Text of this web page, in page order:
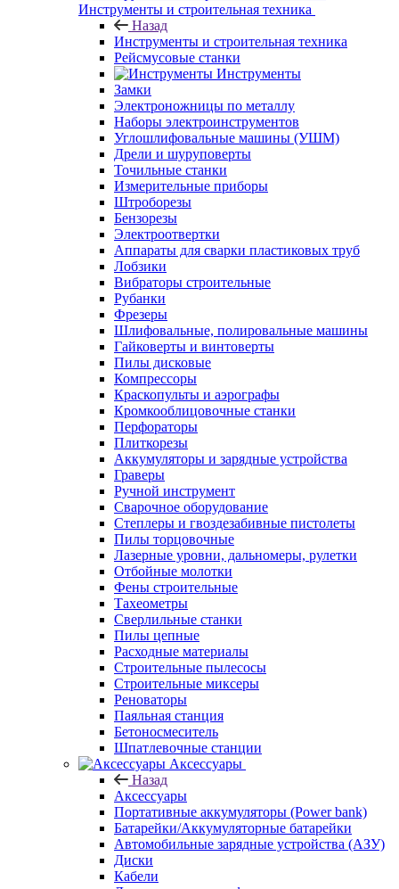
Инструменты и строительная техника
Назад
Инструменты и строительная техника
Рейсмусовые станки
Инструменты
Замки
Электроножницы по металлу
Наборы электроинструментов
Углошлифовальные машины (УШМ)
Дрели и шуруповерты
Точильные станки
Измерительные приборы
Штроборезы
Бензорезы
Электроотвертки
Аппараты для сварки пластиковых труб
Лобзики
Вибраторы строительные
Рубанки
Фрезеры
Шлифовальные, полировальные машины
Гайковерты и винтоверты
Пилы дисковые
Компрессоры
Краскопульты и аэрографы
Кромкооблицовочные станки
Перфораторы
Плиткорезы
Аккумуляторы и зарядные устройства
Граверы
Ручной инструмент
Сварочное оборудование
Степлеры и гвоздезабивные пистолеты
Пилы торцовочные
Лазерные уровни, дальномеры, рулетки
Отбойные молотки
Фены строительные
Тахеометры
Сверлильные станки
Пилы цепные
Расходные материалы
Строительные пылесосы
Строительные миксеры
Реноваторы
Паяльная станция
Бетоносмеситель
Шпатлевочные станции
Аксессуары
Назад
Аксессуары
Портативные аккумуляторы (Power bank)
Батарейки/Аккумуляторные батарейки
Автомобильные зарядные устройства (АЗУ)
Диски
Кабели